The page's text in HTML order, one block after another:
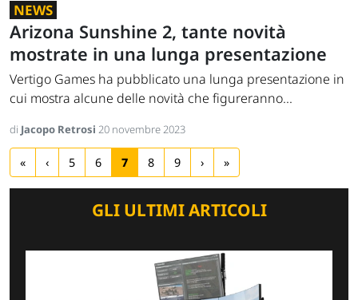
NEWS
Arizona Sunshine 2, tante novità
mostrate in una lunga presentazione
Vertigo Games ha pubblicato una lunga presentazione in
cui mostra alcune delle novità che figureranno...
di Jacopo Retrosi 20 novembre 2023
« ‹ 5 6 7 8 9 › »
GLI ULTIMI ARTICOLI